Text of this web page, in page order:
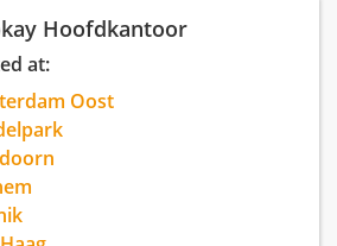
vanuit het
door de afdelingen
& sales, bouwzaken,
financiën & administratie en
Hoofdkantoor
at:
Oost